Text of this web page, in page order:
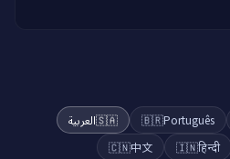
🇧🇷Português
🇸🇦العربية
🇮🇳हिन्दी
🇨🇳中文